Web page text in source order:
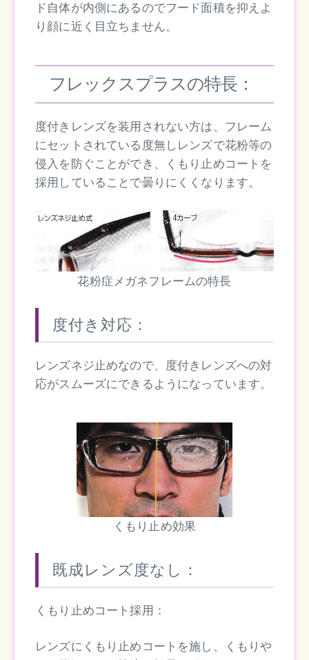
ド自体が内側にあるのでフード面積を抑えよ
り顔に近く目立ちません。
フレックスプラスの特長：
度付きレンズを装用されない方は、フレーム
にセットされている度無しレンズで花粉等の
侵入を防ぐことができ、くもり止めコートを
採用していることで曇りにくくなります。
花粉症メガネフレームの特長
度付き対応：
レンズネジ止めなので、度付きレンズへの対
応がスムーズにできるようになっています。
くもり止め効果
既成レンズ度なし：
くもり止めコート採用：
レンズにくもり止めコートを施し、くもりや